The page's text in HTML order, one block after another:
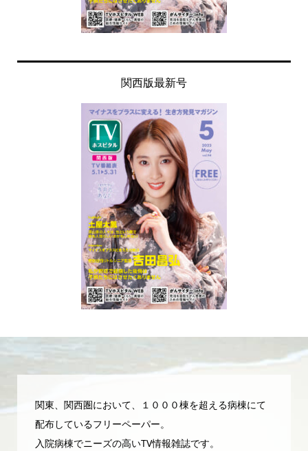
関西版最新号
関東、関西圏において、１０００棟を超える病棟にて
配布しているフリーペーパー。
入院病棟でニーズの高いTV情報雑誌です。